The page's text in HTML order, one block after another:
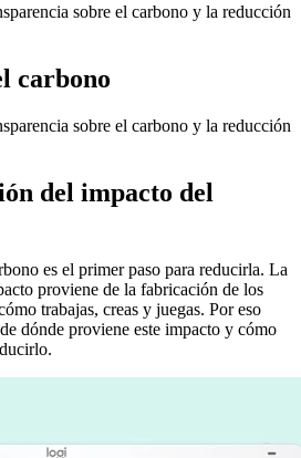
sobre el carbono y la reducción
carbono
sobre el carbono y la reducción
del impacto del
es el primer paso para reducirla. La
proviene de la fabricación de los
trabajas, creas y juegas. Por eso
dónde proviene este impacto y cómo